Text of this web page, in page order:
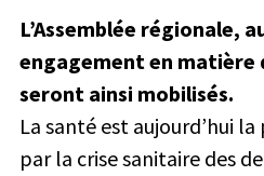
L’Assemblée régionale,
engagement en matière
seront ainsi mobilisés.
La santé est aujourd’hui
par la crise sanitaire des